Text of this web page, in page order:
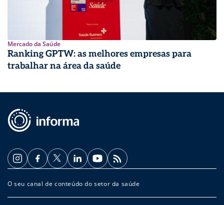
Mercado da Saúde
Ranking GPTW: as melhores empresas para
trabalhar na área da saúde
O seu canal de conteúdo do setor da saúde